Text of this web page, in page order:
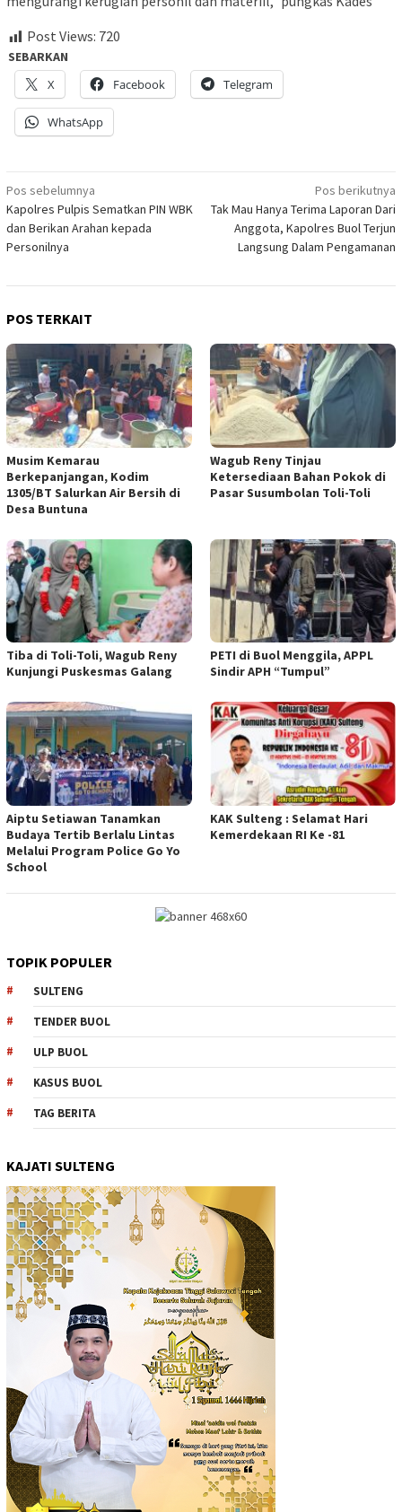
Post Views: 720
SEBARKAN
X
Facebook Telegram
WhatsApp
Navigasi
pos
Pos sebelumnya
Kapolres Pulpis Sematkan PIN WBK
dan Berikan Arahan kepada
Personilnya
Pos berikutnya
Tak Mau Hanya Terima Laporan Dari
Anggota, Kapolres Buol Terjun
Langsung Dalam Pengamanan
POS TERKAIT
Musim Kemarau
Berkepanjangan, Kodim
1305/BT Salurkan Air Bersih di
Desa Buntuna
Wagub Reny Tinjau
Ketersediaan Bahan Pokok di
Pasar Susumbolan Toli-Toli
Tiba di Toli-Toli, Wagub Reny
Kunjungi Puskesmas Galang
PETI di Buol Menggila, APPL
Sindir APH “Tumpul”
Aiptu Setiawan Tanamkan
Budaya Tertib Berlalu Lintas
Melalui Program Police Go Yo
School
KAK Sulteng : Selamat Hari
Kemerdekaan RI Ke -81
TOPIK POPULER
SULTENG
TENDER BUOL
ULP BUOL
KASUS BUOL
TAG BERITA
KAJATI SULTENG